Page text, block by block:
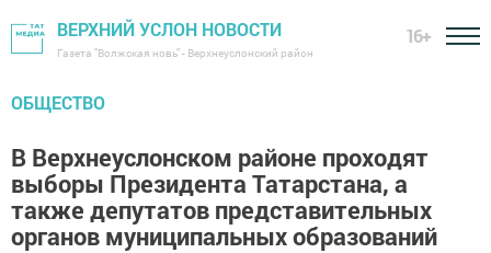
ВЕРХНИЙ УСЛОН НОВОСТИ
Газета "Волжская новь" - Верхнеуслонский район
16+
ОБЩЕСТВО
В Верхнеуслонском районе проходят
выборы Президента Татарстана, а
также депутатов представительных
органов муниципальных образований